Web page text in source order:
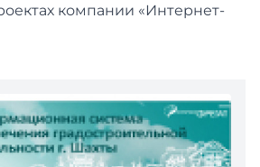
компании «Интернет-